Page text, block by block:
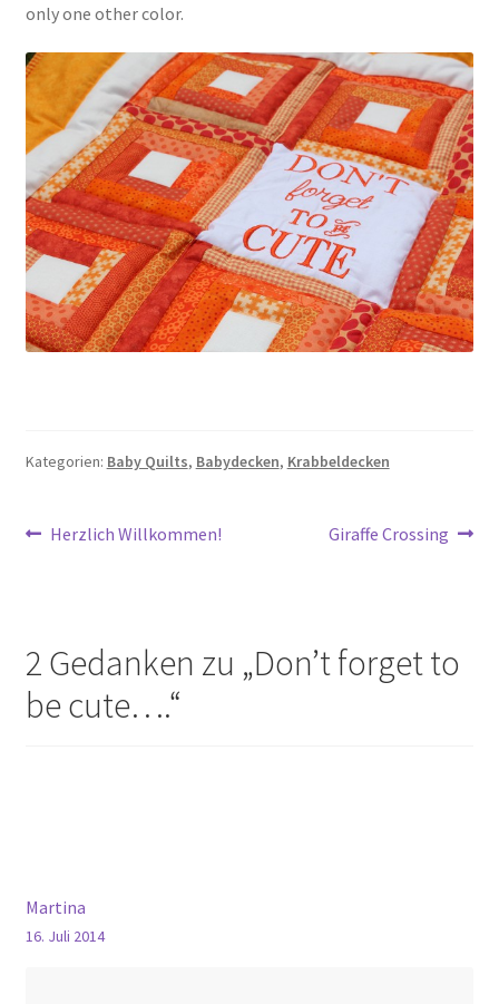
only one other color.
Kategorien: Baby Quilts, Babydecken, Krabbeldecken
Beitragsnavigation
Vorheriger
Herzlich Willkommen!
Nächster
Giraffe Crossing
2 Gedanken zu „Don’t forget to
be cute….“
Martina
16. Juli 2014